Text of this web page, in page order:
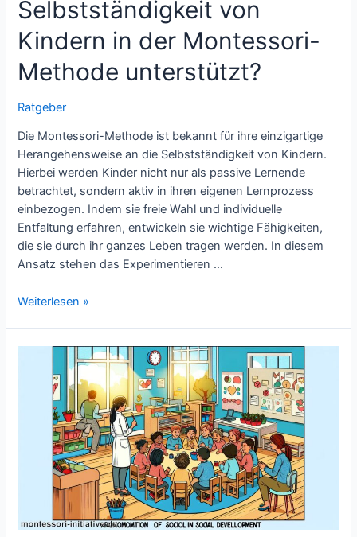
Selbstständigkeit von
Kindern in der Montessori-
Methode unterstützt?
Ratgeber
Die Montessori-Methode ist bekannt für ihre einzigartige
Herangehensweise an die Selbstständigkeit von Kindern.
Hierbei werden Kinder nicht nur als passive Lernende
betrachtet, sondern aktiv in ihren eigenen Lernprozess
einbezogen. Indem sie freie Wahl und individuelle
Entfaltung erfahren, entwickeln sie wichtige Fähigkeiten,
die sie durch ihr ganzes Leben tragen werden. In diesem
Ansatz stehen das Experimentieren …
Wie
Selbstständigkeit
Kindern
Montessori-
Methode
unterstützt?
Weiterlesen »